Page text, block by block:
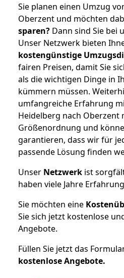
Sie planen einen Umzug
Oberzent und möchten
sparen? Dann sind Sie bei
Unser Netzwerk bieten
kostengünstige
fairen Preisen, damit Sie
als die wichtigen Dinge in
kümmern müssen.
umfangreiche Erfahrung
Heidelberg nach Oberzent
Größenordnung und
garantieren, dass wir für
passende Lösung finden
Unser Netzwerk ist
haben viele Jahre
Sie möchten eine
Sie sich jetzt kostenlose
Angebote.
Füllen Sie jetzt das
kostenloseAngebote.